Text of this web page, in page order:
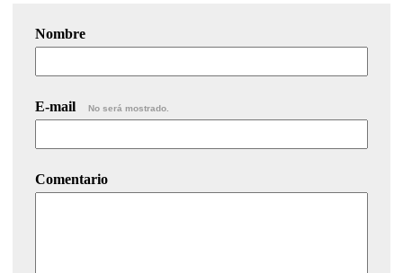
Nombre
E-mail No será mostrado.
Comentario